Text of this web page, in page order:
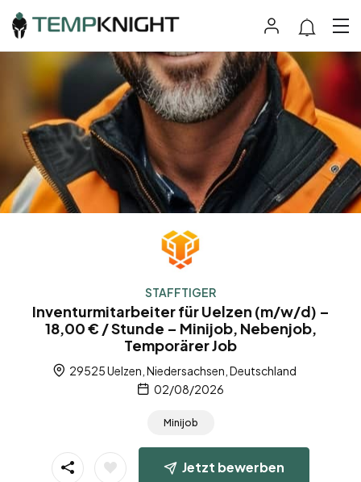
STAFFTIGER
Inventurmitarbeiter für Uelzen (m/w/d) –
18,00 € / Stunde – Minijob, Nebenjob,
Temporärer Job
29525 Uelzen, Niedersachsen, Deutschland
02/08/2026
Minijob
Jetzt bewerben